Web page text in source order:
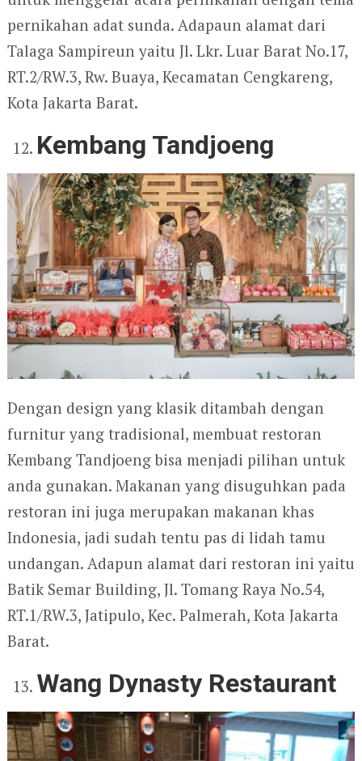
pernikahan adat sunda. Adapaun alamat dari
Talaga Sampireun yaitu Jl. Lkr. Luar Barat No.17,
RT.2/RW.3, Rw. Buaya, Kecamatan Cengkareng,
Kota Jakarta Barat.
Kembang Tandjoeng
Dengan design yang klasik ditambah dengan
furnitur yang tradisional, membuat restoran
Kembang Tandjoeng bisa menjadi pilihan untuk
anda gunakan. Makanan yang disuguhkan pada
restoran ini juga merupakan makanan khas
Indonesia, jadi sudah tentu pas di lidah tamu
undangan. Adapun alamat dari restoran ini yaitu
Batik Semar Building, Jl. Tomang Raya No.54,
RT.1/RW.3, Jatipulo, Kec. Palmerah, Kota Jakarta
Barat.
Wang Dynasty Restaurant